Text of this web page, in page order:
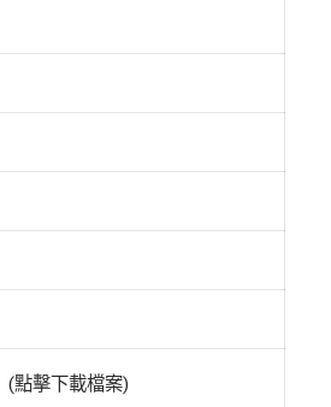
(點擊下載檔案)